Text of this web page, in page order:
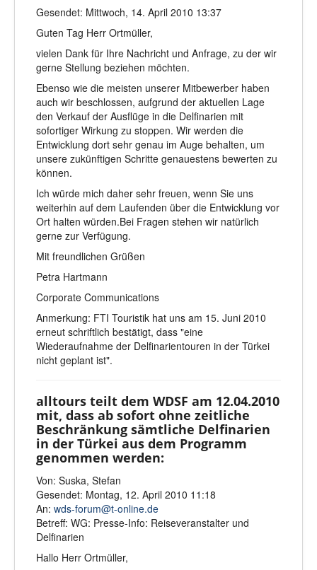
Gesendet: Mittwoch, 14. April 2010 13:37
Guten Tag Herr Ortmüller,
vielen Dank für Ihre Nachricht und Anfrage, zu der wir
gerne Stellung beziehen möchten.
Ebenso wie die meisten unserer Mitbewerber haben
auch wir beschlossen, aufgrund der aktuellen Lage
den Verkauf der Ausflüge in die Delfinarien mit
sofortiger Wirkung zu stoppen. Wir werden die
Entwicklung dort sehr genau im Auge behalten, um
unsere zukünftigen Schritte genauestens bewerten zu
können.
Ich würde mich daher sehr freuen, wenn Sie uns
weiterhin auf dem Laufenden über die Entwicklung vor
Ort halten würden.Bei Fragen stehen wir natürlich
gerne zur Verfügung.
Mit freundlichen Grüßen
Petra Hartmann
Corporate Communications
Anmerkung: FTI Touristik hat uns am 15. Juni 2010
erneut schriftlich bestätigt, dass "eine
Wiederaufnahme der Delfinarientouren in der Türkei
nicht geplant ist".
alltours teilt dem WDSF am 12.04.2010
mit, dass ab sofort ohne zeitliche
Beschränkung sämtliche Delfinarien
in der Türkei aus dem Programm
genommen werden:
Von: Suska, Stefan
Gesendet: Montag, 12. April 2010 11:18
An: wds-forum@t-online.de
Betreff: WG: Presse-Info: Reiseveranstalter und
Delfinarien
Hallo Herr Ortmüller,